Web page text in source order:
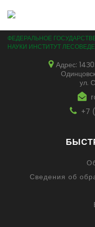
ФЕДЕРАЛЬНОЕ
НАУКИ ИНСТИТУТ
Адрес:
ул.
+7
Сведения об